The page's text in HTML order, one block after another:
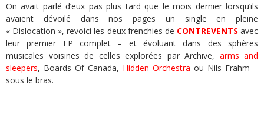
On avait parlé d’eux pas plus tard que le mois dernier lorsqu’ils
avaient dévoilé dans nos pages un single en pleine
« Dislocation », revoici les deux frenchies de CONTREVENTS avec
leur premier EP complet – et évoluant dans des sphères
musicales voisines de celles explorées par Archive, arms and
sleepers, Boards Of Canada, Hidden Orchestra ou Nils Frahm –
sous le bras.